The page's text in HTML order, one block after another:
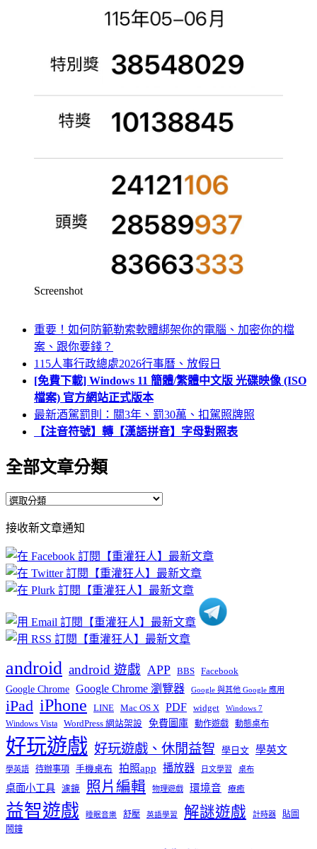
Screenshot
重要！如何防範勒索軟體綁架你的電腦、加密你的檔
案、跟你要錢？
115人事行政總處2026行事曆、放假日
[免費下載] Windows 11 簡體/繁體中文版 光碟映像 (ISO
檔案) 官方網站正式版本
最新酒駕罰則：關3年、罰30萬、扣駕照牌照
【注音符號】轉【漢語拼音】字母對照表
全部文章分類
全
文
章
分
類
接收新文章通知
android android 遊戲 APP BBS Facebook
Google Chrome Google Chrome 瀏覽器 Google 與其他 Google 應用
iPad iPhone LINE Mac OS X PDF widget Windows 7
Windows Vista WordPress 網站架設 免費圖庫 動作遊戲 動態桌布
好玩遊戲 好玩遊戲、休閒益智 學日文 學英文
學英語 待辦事項 手機桌布 拍照app 播放器 日文學習 桌布
桌面小工具 濾鏡 照片編輯 物理遊戲 環境音 療癒
益智遊戲 睡眠音樂 舒壓 英語學習 解謎遊戲 計時器
貼圖
鬧鐘